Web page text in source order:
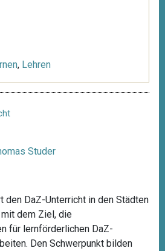
, Lehren
Studer
den DaZ-Unterricht in den Städten
dem Ziel, die
für lernförderlichen DaZ-
Den Schwerpunkt bilden